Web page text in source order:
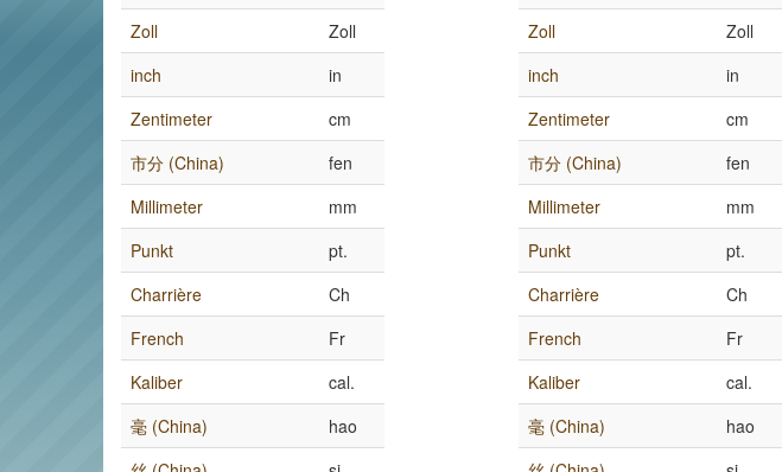
Zoll
Zoll
inch
in
Zentimeter
cm
市分 (China)
fen
Millimeter
mm
Punkt
pt.
Charrière
Ch
French
Fr
Kaliber
cal.
毫 (China)
hao
Zoll
Zoll
inch
in
Zentimeter
cm
市分 (China)
fen
Millimeter
mm
Punkt
pt.
Charrière
Ch
French
Fr
Kaliber
cal.
毫 (China)
hao